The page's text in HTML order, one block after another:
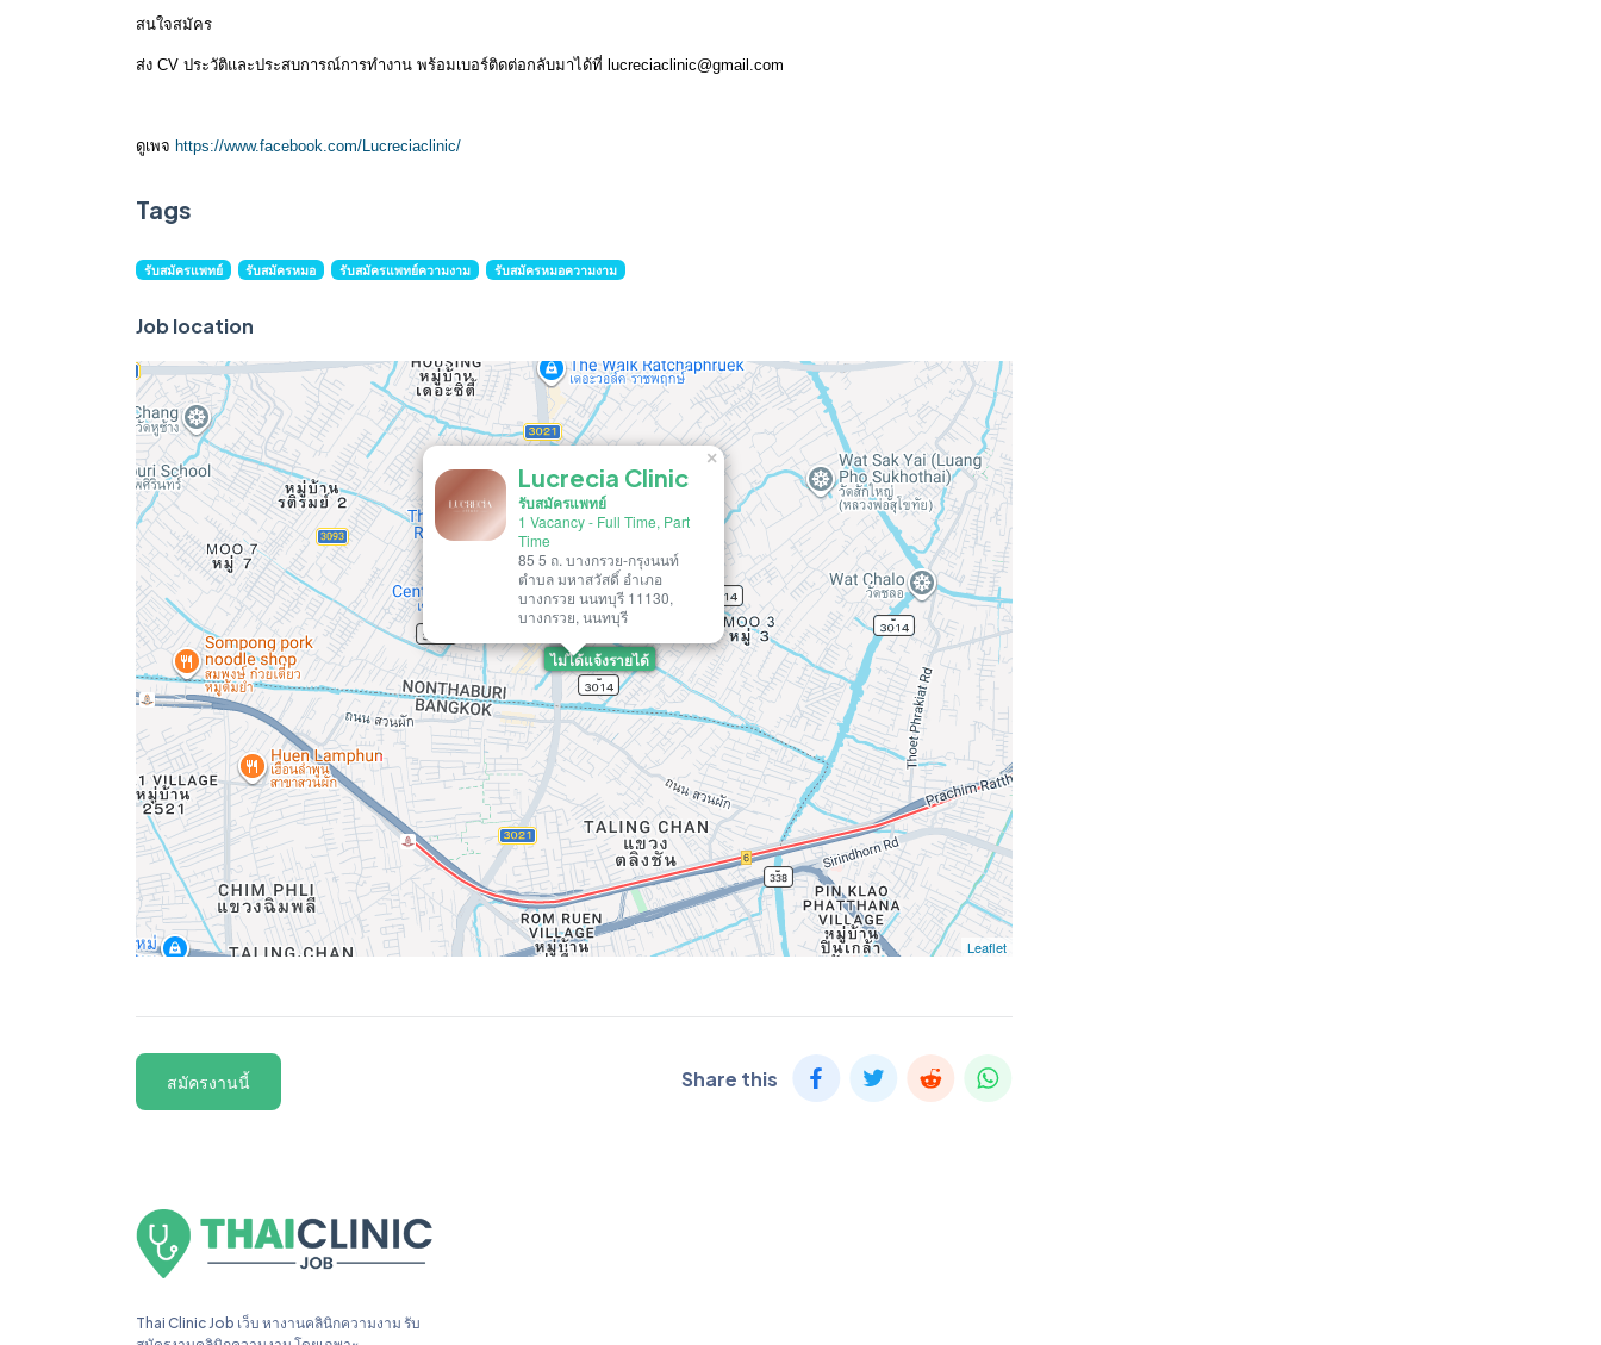
สนใจสมัคร
ส่ง CV ประวัติและประสบการณ์การทำงาน พร้อมเบอร์ติดต่อกลับมาได้ที่ lucreciaclinic@gmail.com
ดูเพจ https://www.facebook.com/Lucreciaclinic/
Tags
รับสมัครแพทย์ รับสมัครหมอ รับสมัครแพทย์ความงาม รับสมัครหมอความงาม
Job location
ไม่ได้แจ้งรายได้
Lucrecia Clinic
รับสมัครแพทย์
1 Vacancy- Full Time, Part
Time
85 5 ถ. บางกรวย-กรุงนนท์
ตำบล มหาสวัสดิ์ อำเภอ
บางกรวย นนทบุรี 11130,
บางกรวย, นนทบุรี
×
Leaflet
สมัครงานนี้ Share this
Thai Clinic Job เว็บ หางานคลินิกความงาม รับ